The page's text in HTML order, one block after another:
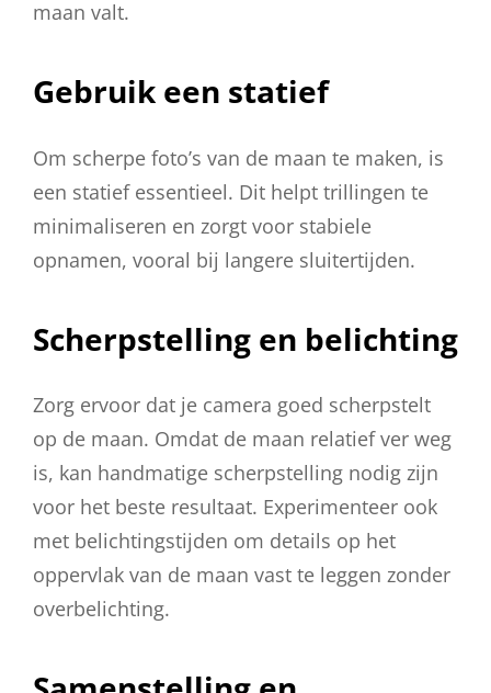
maan valt.
Gebruik een statief
Om scherpe foto’s van de maan te maken, is
een statief essentieel. Dit helpt trillingen te
minimaliseren en zorgt voor stabiele
opnamen, vooral bij langere sluitertijden.
Scherpstelling en belichting
Zorg ervoor dat je camera goed scherpstelt
op de maan. Omdat de maan relatief ver weg
is, kan handmatige scherpstelling nodig zijn
voor het beste resultaat. Experimenteer ook
met belichtingstijden om details op het
oppervlak van de maan vast te leggen zonder
overbelichting.